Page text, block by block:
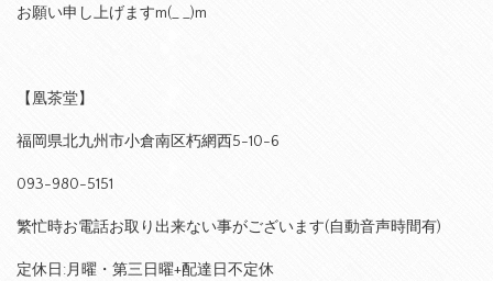
お願い申し上げますm(_ _)m
【凰茶堂】
福岡県北九州市小倉南区朽網西5-10-6
093-980-5151
繁忙時お電話お取り出来ない事がございます(自動音声時間有)
定休日:月曜・第三日曜+配達日不定休